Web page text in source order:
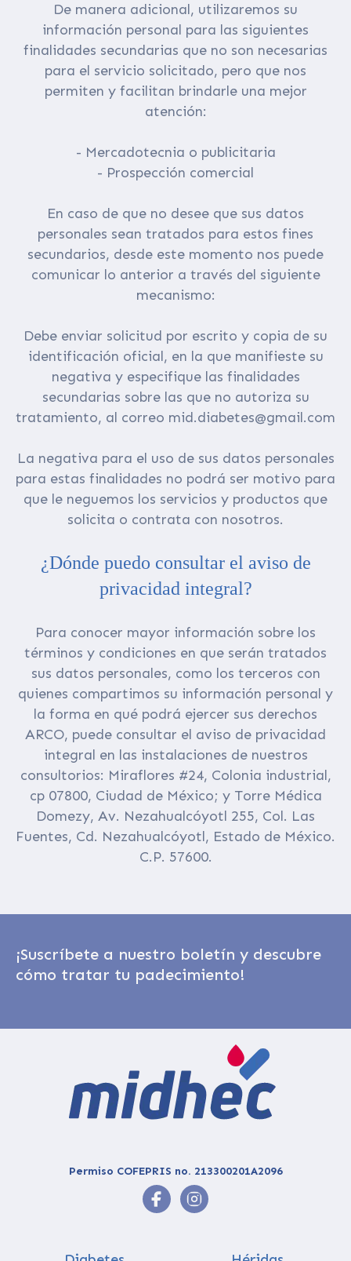
De manera adicional, utilizaremos su
información personal para las siguientes
finalidades secundarias que no son necesarias
para el servicio solicitado, pero que nos
permiten y facilitan brindarle una mejor
atención:
- Mercadotecnia o publicitaria
- Prospección comercial
En caso de que no desee que sus datos
personales sean tratados para estos fines
secundarios, desde este momento nos puede
comunicar lo anterior a través del siguiente
mecanismo:
Debe enviar solicitud por escrito y copia de su
identificación oficial, en la que manifieste su
negativa y especifique las finalidades
secundarias sobre las que no autoriza su
tratamiento, al correo mid.diabetes@gmail.com
La negativa para el uso de sus datos personales
para estas finalidades no podrá ser motivo para
que le neguemos los servicios y productos que
solicita o contrata con nosotros.
¿Dónde puedo consultar el aviso de
privacidad integral?
Para conocer mayor información sobre los
términos y condiciones en que serán tratados
sus datos personales, como los terceros con
quienes compartimos su información personal y
la forma en qué podrá ejercer sus derechos
ARCO, puede consultar el aviso de privacidad
integral en las instalaciones de nuestros
consultorios: Miraflores #24, Colonia industrial,
cp 07800, Ciudad de México; y Torre Médica
Domezy, Av. Nezahualcóyotl 255, Col. Las
Fuentes, Cd. Nezahualcóyotl, Estado de México.
C.P. 57600.
¡Suscríbete a nuestro boletín y descubre
cómo tratar tu padecimiento!
Permiso COFEPRIS no. 213300201A2096